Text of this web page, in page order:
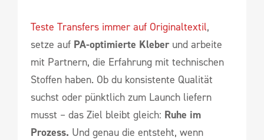
Teste Transfers immer auf Originaltextil,
setze auf PA-optimierte Kleberund arbeite
mit Partnern, die Erfahrung mit technischen
Stoffen haben. Ob du konsistente Qualität
suchst oder pünktlich zum Launch liefern
musst – das Ziel bleibt gleich: Ruhe im
Prozess. Und genau die entsteht, wenn